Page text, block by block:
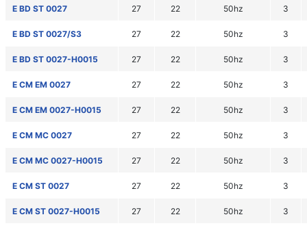
E BD ST 0027 27 22 50hz 3
E BD ST 0027/S3 27 22 50hz 3
E BD ST 0027-H0015 27 22 50hz 3
E CM EM 0027 27 22 50hz 3
E CM EM 0027-H0015 27 22 50hz 3
E CM MC 0027 27 22 50hz 3
E CM MC 0027-H0015 27 22 50hz 3
E CM ST 0027 27 22 50hz 3
E CM ST 0027-H0015 27 22 50hz 3